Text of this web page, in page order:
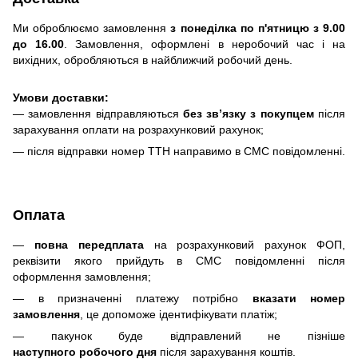
Ми оброблюємо замовленняз понеділка по п'ятницю з 9.00
до 16.00. Замовлення, оформлені в неробочий час і на
вихідних, обробляються в найближчий робочий день.
Умови доставки:
— замовлення відправляються без зв’язку з покупцемпісля
зарахування оплати на розрахунковий рахунок;
— після відправки номер ТТН направимо в СМС повідомленні.
Оплата
— повна передплатана розрахунковий рахунок ФОП,
реквізити якого прийдуть в СМС повідомленні після
оформлення замовлення;
— в призначенні платежу потрібно вказати номер
замовлення, це допоможе ідентифікувати платіж;
— пакунок буде відправлений не пізніше
наступного робочого дня після зарахування коштів.